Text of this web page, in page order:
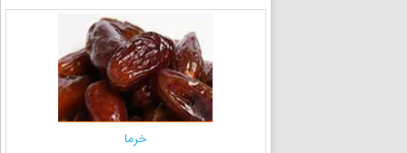
خرما